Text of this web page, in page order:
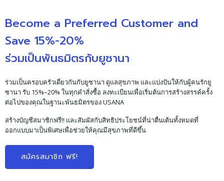
Become a Preferred Customer and
Save 15%-20%
ร่วมเป็นพันธมิตรกับยูซานา
ร่วมเป็นครอบครัวเดี่ยวกันกับยูซานา ดูแลสุขภาพ และแบ่งปันให้กับผู้คนรักยู
ซานา รับ 15%–20% ในทุกคำสั่งซื้อ ลงทะเบียนเพื่อเริ่มต้นการสร้างสรรค์ครั้ง
ต่อไปของคุณในฐานะพันธมิตรของ USANA
สร้างบัญชีสมาชิกฟรี!! และสัมผัสกับสิทธิประโยชน์ที่น่าตื่นเต้นทั้งหมดที่
ออกแบบมาเป็นพิเศษเพื่อช่วยให้คุณมีสุขภาพที่ดีขึ้น
สมัครสมาชิก ฟรี!